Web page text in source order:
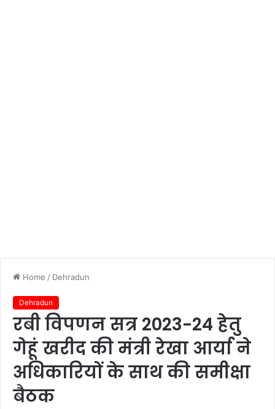
Home / Dehradun
Dehradun
रबी विपणन सत्र 2023-24 हेतु
गेहूं खरीद की मंत्री रेखा आर्या ने
अधिकारियों के साथ की समीक्षा
बैठक